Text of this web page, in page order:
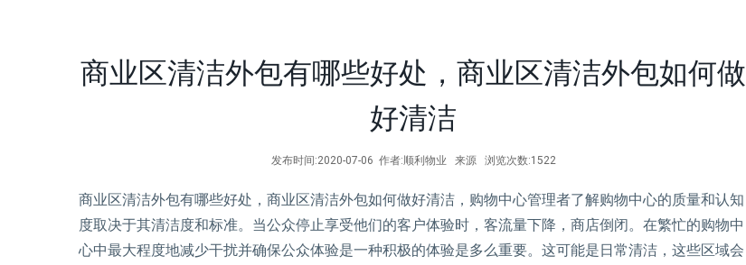
商业区清洁外包有哪些好处，商业区清洁外包如何做
好清洁
发布时间:2020-07-06 作者:顺利物业 来源 浏览次数:1522
商业区清洁外包有哪些好处，商业区清洁外包如何做好清洁，购物中心管理者了解购物中心的质量和认知
度取决于其清洁度和标准。当公众停止享受他们的客户体验时，客流量下降，商店倒闭。在繁忙的购物中
心中最大程度地减少干扰并确保公众体验是一种积极的体验是多么重要。这可能是日常清洁，这些区域会